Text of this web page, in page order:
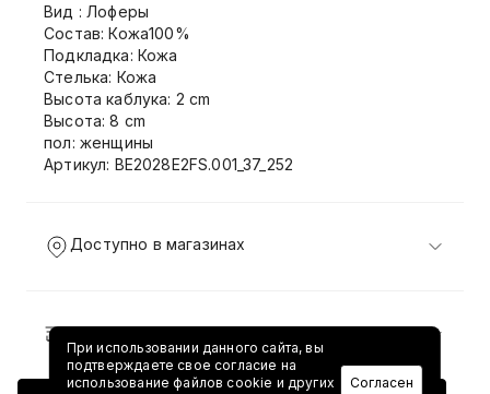
Вид : Лоферы
Состав: Кожа100%
Подкладка: Кожа
Стелька: Кожа
Высота каблука: 2 cm
Высота: 8 cm
пол: женщины
Артикул: BE2028E2FS.001_37_252
Доступно в магазинах
Доставка и возврат
При использовании данного сайта, вы
подтверждаете свое согласие на
использование файлов cookie и других
Согласен